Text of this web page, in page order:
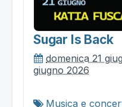
Sugar Is Back
domenica 21
giugno 2026
Musica e